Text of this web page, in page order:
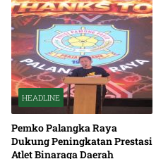
HEADLINE
Pemko Palangka Raya
Dukung Peningkatan Prestasi
Atlet Binaraga Daerah